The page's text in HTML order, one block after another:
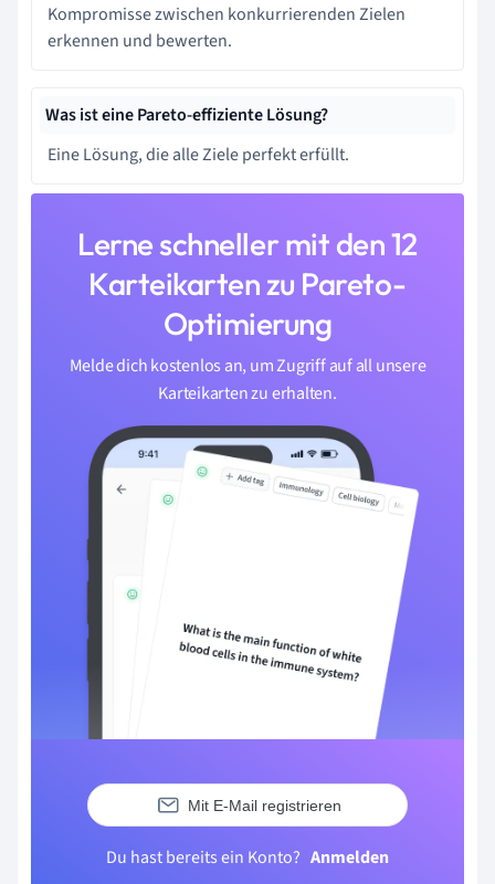
Kompromisse zwischen konkurrierenden Zielen
erkennen und bewerten.
Was ist eine Pareto-effiziente Lösung?
Eine Lösung, die alle Ziele perfekt erfüllt.
Lerne schneller mit den 12
Karteikarten zu Pareto-
Optimierung
Melde dich kostenlos an, um Zugriff auf all unsere
Karteikarten zu erhalten.
Mit E-Mail registrieren
Du hast bereits ein Konto? Anmelden